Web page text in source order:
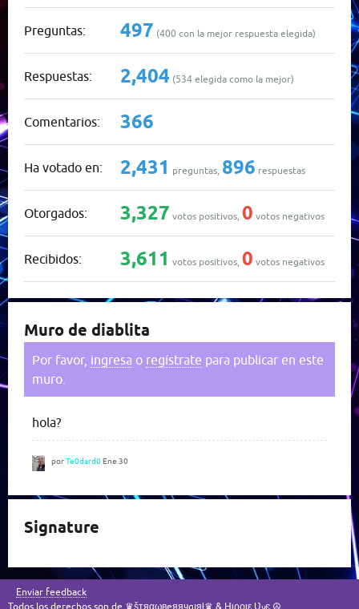
Preguntas: 497 (400 con la mejor respuesta elegida)
Respuestas: 2,404 (534 elegida como la mejor)
Comentarios: 366
Ha votado en: 2,431 preguntas, 896 respuestas
Otorgados: 3,327 votos positivos, 0 votos negativos
Recibidos: 3,611 votos positivos, 0 votos negativos
Muro de diablita
Por favor, ingresa o regístrate para publicar en este
muro.
hola?
porTe0dard0 Ene 30
Signature
Enviar feedback
Todos los derechos son de ♛šтяαωвeяячgıяł♛ & Ӈιρριε Ʋყє ☮